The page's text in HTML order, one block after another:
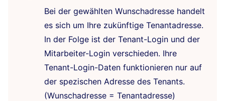
Bei der gewählten Wunschadresse handelt
es sich um Ihre zukünftige Tenantadresse.
In der Folge ist der Tenant-Login und der
Mitarbeiter-Login verschieden. Ihre
Tenant-Login-Daten funktionieren nur auf
der spezischen Adresse des Tenants.
(Wunschadresse = Tenantadresse)